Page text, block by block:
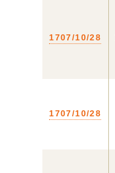
1707/10/28
1707/10/28